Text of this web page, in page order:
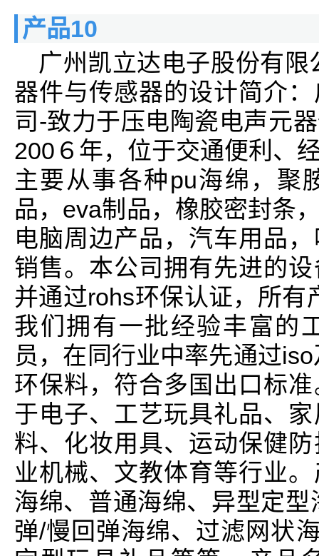
产品10
广州凯立达电子股份有
器件与传感器的设计简介
司-致力于压电陶瓷电声元
200６年，位于交通便利、
主要从事各种pu海绵，聚
品，eva制品，橡胶密封条
电脑周边产品，汽车用品
销售。本公司拥有先进的
并通过rohs环保认证，所有
我们拥有一批经验丰富的
员，在同行业中率先通过
环保料，符合多国出口标
于电子、工艺玩具礼品、
料、化妆用具、运动保健
业机械、文教体育等行业
海绵、普通海绵、异型定
弹/慢回弹海绵、过滤网状